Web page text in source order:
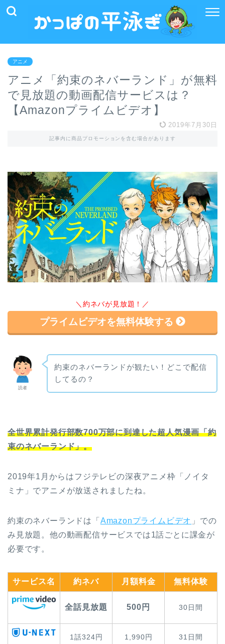
アニメ
アニメ「約束のネバーランド」が無料
で見放題の動画配信サービスは？
【Amazonプライムビデオ】
2019年7月30日
記事内に商品プロモーションを含む場合があります
＼約ネバが見放題！／
プライムビデオを無料体験する
読者
約束のネバーランドが観たい！どこで配信
してるの？
全世界累計発行部数700万部に到達した超人気漫画「約
束のネバーランド」。
2019年1月からはフジテレビの深夜アニメ枠「ノイタ
ミナ」でアニメが放送されましたね。
約束のネバーランドは「 Amazonプライムビデオ 」での
み見放題。他の動画配信サービスでは1話ごとに課金が
必要です。
サービス名 約ネバ 月額料金 無料体験
全話見放題 500円 30日間
1話324円 1,990円 31日間